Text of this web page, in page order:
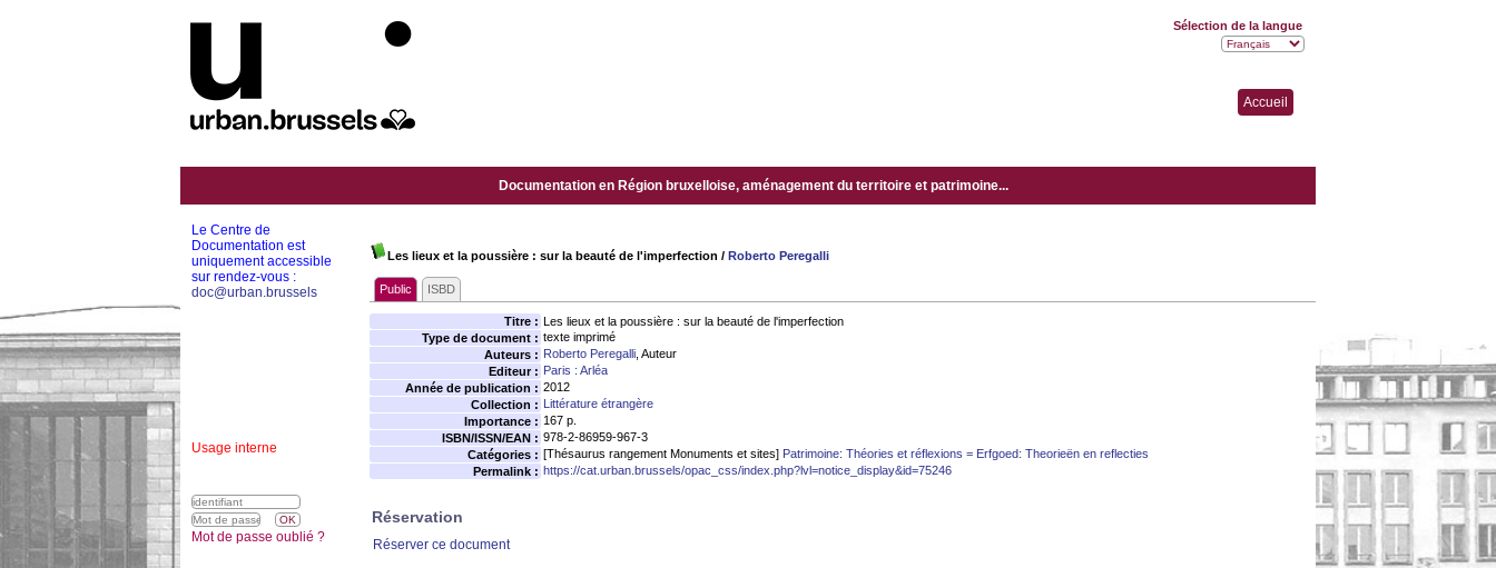
Accueil
Documentation en Région bruxelloise, aménagement du territoire et patrimoine...
Les lieux et la poussière : sur la beauté de l'imperfection / Roberto Peregalli
Public ISBD
Titre : Les lieux et la poussière : sur la beauté de l'imperfection
Type de document : texte imprimé
Auteurs : Roberto Peregalli , Auteur
Editeur : Paris : Arléa
Année de publication : 2012
Collection : Littérature étrangère
Importance : 167 p.
ISBN/ISSN/EAN : 978-2-86959-967-3
Catégories : [Thésaurus rangement Monuments et sites] Patrimoine: Théories et réflexions = Erfgoed: Theorieën en reflecties
Permalink : https://cat.urban.brussels/opac_css/index.php?lvl=notice_display&id=75246
Réservation
Réserver ce document
Le Centre de
Documentation est
uniquement accessible
sur rendez-vous :
doc@urban.brussels
Usage interne
Sélection de la langue
Mot de passe oublié ?